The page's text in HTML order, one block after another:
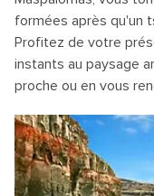
formées après qu'un
Profitez de votre
instants au paysage
proche ou en vous